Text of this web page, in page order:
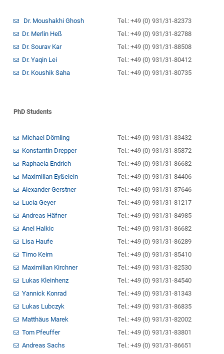
Dr. Moushakhi Ghosh
Tel.: +49 (0) 931/31-82373
Dr. Merlin Heß
Tel.: +49 (0) 931/31-82788
Dr. Sourav Kar
Tel.: +49 (0) 931/31-88508
Dr. Yaqin Lei
Tel.: +49 (0) 931/31-80412
Dr. Koushik Saha
Tel.: +49 (0) 931/31-80735
PhD Students
Michael Dömling
Tel.: +49 (0) 931/31-83432
Konstantin Drepper
Tel.: +49 (0) 931/31-85872
Raphaela Endrich
Tel.: +49 (0) 931/31-86682
Maximilian Eyßelein
Tel.: +49 (0) 931/31-84406
Alexander Gerstner
Tel.: +49 (0) 931/31-87646
Lucia Geyer
Tel.: +49 (0) 931/31-81217
Andreas Häfner
Tel.: +49 (0) 931/31-84985
Anel Halkic
Tel.: +49 (0) 931/31-86682
Lisa Haufe
Tel.: +49 (0) 931/31-86289
Timo Keim
Tel.: +49 (0) 931/31-85410
Maximilian Kirchner
Tel.: +49 (0) 931/31-82530
Lukas Kleinhenz
Tel.: +49 (0) 931/31-84540
Yannick Konrad
Tel.: +49 (0) 931/31-81343
Lukas Lubczyk
Tel.: +49 (0) 931/31-86835
Matthäus Marek
Tel.: +49 (0) 931/31-82002
Tom Pfeuffer
Tel.: +49 (0) 931/31-83801
Andreas Sachs
Tel.: +49 (0) 931/31-86651